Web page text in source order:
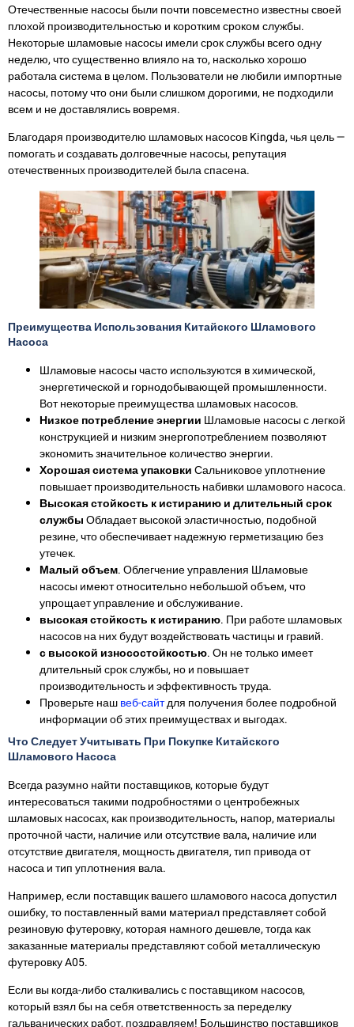
Отечественные насосы были почти повсеместно известны своей
плохой производительностью и коротким сроком службы.
Некоторые шламовые насосы имели срок службы всего одну
неделю, что существенно влияло на то, насколько хорошо
работала система в целом. Пользователи не любили импортные
насосы, потому что они были слишком дорогими, не подходили
всем и не доставлялись вовремя.
Благодаря производителю шламовых насосов Kingda, чья цель —
помогать и создавать долговечные насосы, репутация
отечественных производителей была спасена.
Преимущества Использования Китайского Шламового
Насоса
Шламовые насосы часто используются в химической,
энергетической и горнодобывающей промышленности.
Вот некоторые преимущества шламовых насосов.
Низкое потребление энергии Шламовые насосы с легкой
конструкцией и низким энергопотреблением позволяют
экономить значительное количество энергии.
Хорошая система упаковкиСальниковое уплотнение
повышает производительность набивки шламового насоса.
Высокая стойкость к истиранию и длительный срок
службыОбладает высокой эластичностью, подобной
резине, что обеспечивает надежную герметизацию без
утечек.
Малый объем. Облегчение управления Шламовые
насосы имеют относительно небольшой объем, что
упрощает управление и обслуживание.
высокая стойкость к истиранию. При работе шламовых
насосов на них будут воздействовать частицы и гравий.
с высокой износостойкостью. Он не только имеет
длительный срок службы, но и повышает
производительность и эффективность труда.
Проверьте нашвеб-сайтдля получения более подробной
информации об этих преимуществах и выгодах.
Что Следует Учитывать При Покупке Китайского
Шламового Насоса
Всегда разумно найти поставщиков, которые будут
интересоваться такими подробностями о центробежных
шламовых насосах, как производительность, напор, материалы
проточной части, наличие или отсутствие вала, наличие или
отсутствие двигателя, мощность двигателя, тип привода от
насоса и тип уплотнения вала.
Например, если поставщик вашего шламового насоса допустил
ошибку, то поставленный вами материал представляет собой
резиновую футеровку, которая намного дешевле, тогда как
заказанные материалы представляют собой металлическую
футеровку A05.
Если вы когда-либо сталкивались с поставщиком насосов,
который взял бы на себя ответственность за переделку